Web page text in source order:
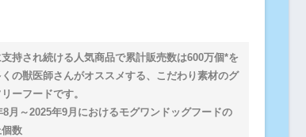
持され続ける人気商品で累計販売数は600万個*を
の獣医師さんがオススメする、こだわり素材のグ
ーフードです。
月～2025年9月におけるモグワンドッグフードの
数